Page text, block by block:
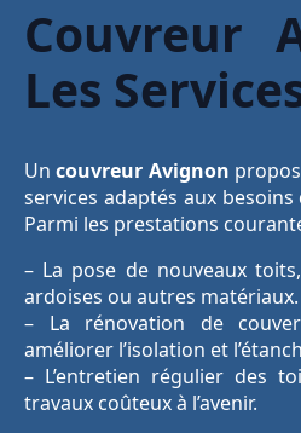
Couvreur
Les
Uncouvreur Avignon
services adaptés aux
Parmi les prestations
– La pose de nouveaux
ardoises ou autres matériaux.
– La rénovation de
améliorer l’isolation et
– L’entretien régulier des
travaux coûteux à l’avenir.